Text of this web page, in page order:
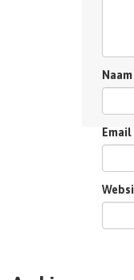
Naam
Email